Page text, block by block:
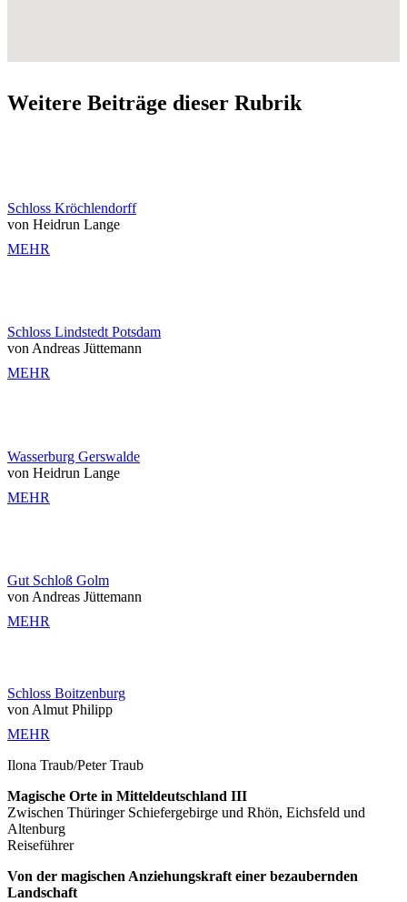
Weitere Beiträge dieser Rubrik
Schloss Kröchlendorff
von Heidrun Lange
MEHR
Schloss Lindstedt Potsdam
von Andreas Jüttemann
MEHR
Wasserburg Gerswalde
von Heidrun Lange
MEHR
Gut Schloß Golm
von Andreas Jüttemann
MEHR
Schloss Boitzenburg
von Almut Philipp
MEHR
Ilona Traub/Peter Traub
Magische Orte in Mitteldeutschland III
Zwischen Thüringer Schiefergebirge und Rhön, Eichsfeld und
Altenburg
Reiseführer
Von der magischen Anziehungskraft einer bezaubernden
Landschaft